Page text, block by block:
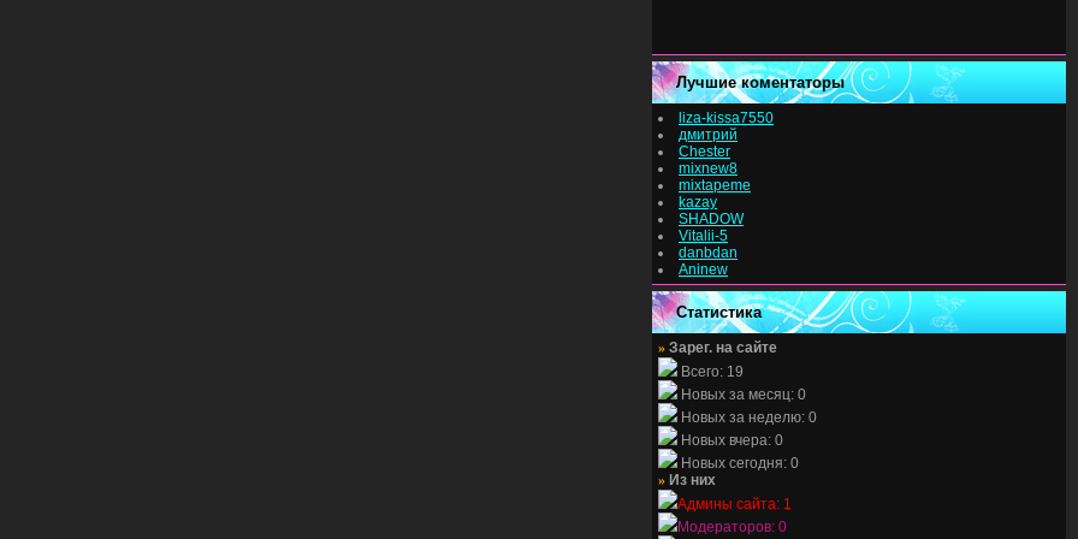
Лучшие коментаторы
liza-kissa7550
дмитрий
Chester
mixnew8
mixtapeme
kazay
SHADOW
Vitalii-5
danbdan
Aninew
Статистика
» Зарег. на сайте
Всего: 19
Новых за месяц: 0
Новых за неделю: 0
Новых вчера: 0
Новых сегодня: 0
» Из них
Админы сайта: 1
Модераторов: 0